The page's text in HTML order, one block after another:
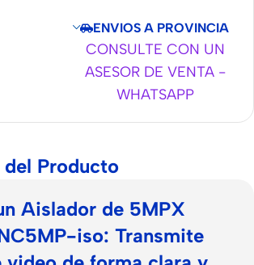
ENVIOS A PROVINCIA
CONSULTE CON UN
ASESOR DE VENTA -
WHATSAPP
Producto
Aislador de 5MPX
iso: Transmite